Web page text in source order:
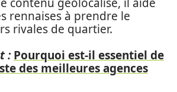
rennaises à prendre le
rivales de quartier.
: Pourquoi est-il essentiel de
des meilleures agences